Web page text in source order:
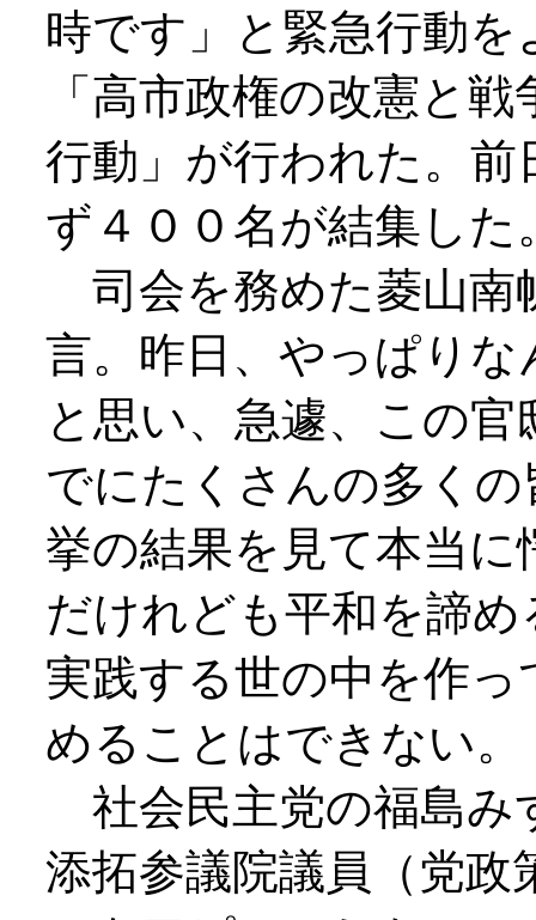
時です」と緊急行動
「高市政権の改憲と
行動」が行われた。
ず４００名が結集した
司会を務めた菱山南
言。昨日、やっぱり
と思い、急遽、この
でにたくさんの多く
挙の結果を見て本当
だけれども平和を諦
実践する世の中を作
めることはできない。
社会民主党の福島み
添拓参議院議員（党政